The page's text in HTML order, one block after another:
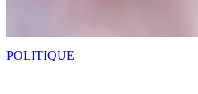
POLITIQUE